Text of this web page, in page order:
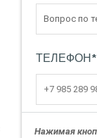
ТЕЛЕФОН*
Нажимая